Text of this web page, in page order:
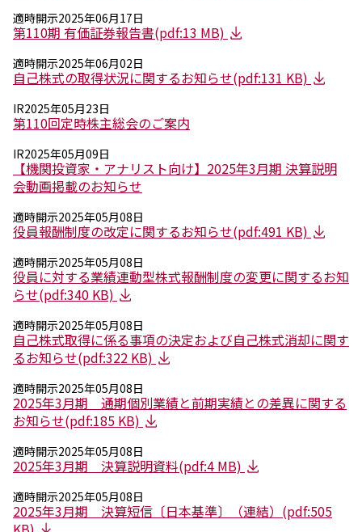
適時開示2025年06月17日
第110期 有価証券報告書(pdf:13 MB)
適時開示2025年06月02日
自己株式の取得状況に関するお知らせ(pdf:131 KB)
IR2025年05月23日
第110回定時株主総会のご案内
IR2025年05月09日
【機関投資家・アナリスト向け】2025年3月期 決算説明
会動画掲載のお知らせ
適時開示2025年05月08日
役員報酬制度の改定に関するお知らせ(pdf:491 KB)
適時開示2025年05月08日
役員に対する業績連動型株式報酬制度の変更に関するお知
らせ(pdf:340 KB)
適時開示2025年05月08日
自己株式取得に係る事項の決定および自己株式消却に関す
るお知らせ(pdf:322 KB)
適時開示2025年05月08日
2025年3月期 通期個別業績と前期実績との差異に関する
お知らせ(pdf:185 KB)
適時開示2025年05月08日
2025年3月期 決算説明資料(pdf:4 MB)
適時開示2025年05月08日
2025年3月期 決算短信〔日本基準〕（連結）(pdf:505